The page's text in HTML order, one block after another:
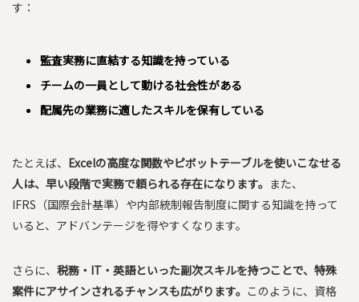
す：
監査実務に直結する知識を持っている
チームの一員として動ける社会性がある
配属先の業務に適したスキルを保有している
たとえば、 Excelの高度な関数やピボットテーブルを使いこなせる
人は、早い段階で実務で頼られる存在になります。 また、
IFRS（国際会計基準）や内部統制報告制度に関する知識を持って
いると、アドバンテージを得やすくなります。
さらに、 税務・IT・英語といった副次スキルを持つことで、特殊
案件にアサインされるチャンスも広がります。 このように、資格